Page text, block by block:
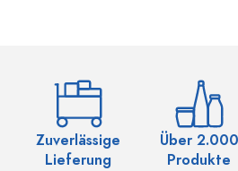
Zuverlässige
Lieferung
Über 2.000
Produkte